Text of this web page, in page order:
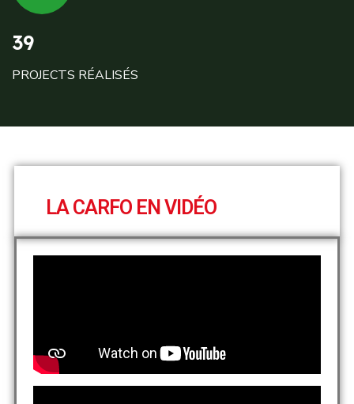
39
PROJECTS RÉALISÉS
LA CARFO EN VIDÉO